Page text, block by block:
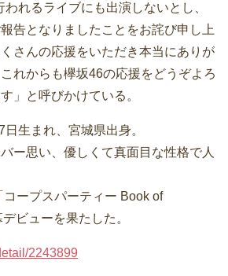
れるライブにも出演しないとし、
告となりましたことをお詫び申し上
さんの応援をいただき本当にありが
れからも欅坂46の応援をどうぞよろ
」と呼びかけている。
生まれ、宮城県出身。
ー思い、優しくて真面目な性格で人
ープスパーティー Book of
ビューを果たした。
2243899